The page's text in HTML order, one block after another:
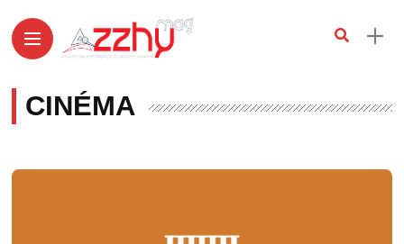
CINÉMA